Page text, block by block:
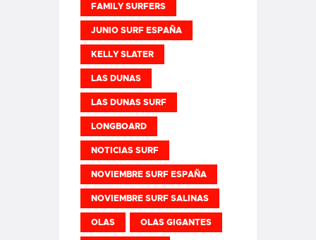
FAMILY SURFERS
JUNIO SURF ESPAÑA
KELLY SLATER
LAS DUNAS
LAS DUNAS SURF
LONGBOARD
NOTICIAS SURF
NOVIEMBRE SURF ESPAÑA
NOVIEMBRE SURF SALINAS
OLAS OLAS GIGANTES